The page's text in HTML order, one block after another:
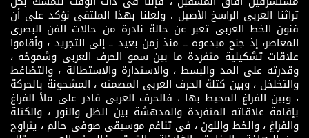
تراثنا العربى الراسخ الأصيل . ولعلنا بهذا الملتقى نؤكد على أن
فنون الخط العربى تعبر عن حالة نادرة من حالات الفن البصرى
المعاصر، إذ جنح مبدعوه ــ منذ زمن بعيد ــ إلى التجريد ، وأقاموا
علاقات تشكيلية متفردة ما بين سمو الحرف العربى وشموخه ،
وقدرته على المد والبسط ، والاستدارة والاستطالة ، والتضاغط
والتخلخل ، وبين كتلة الحرف العربى المصمته ، المشحونة بالحركة
، وبين الفراغ المحيط بها ، فالحرف العربى قادر على ملأ الفراغ
بإقامة علاقاته المتفردة والمدهشة بين الظل والنور ، والكتلة
والفراغ ، والخط واللون ، فى تناغم موسيقى صوفى حالم ، يتراوح